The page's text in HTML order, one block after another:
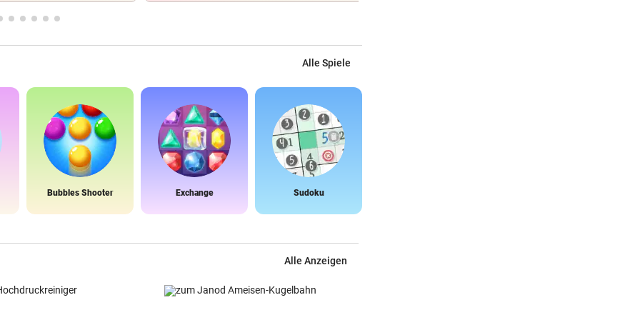
Alle Spiele
Bubbles Shooter Exchange Sudoku
Alle Anzeigen